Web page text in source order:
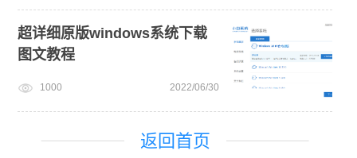
超详细原版windows系统下载
图文教程
1000 2022/06/30
返回首页